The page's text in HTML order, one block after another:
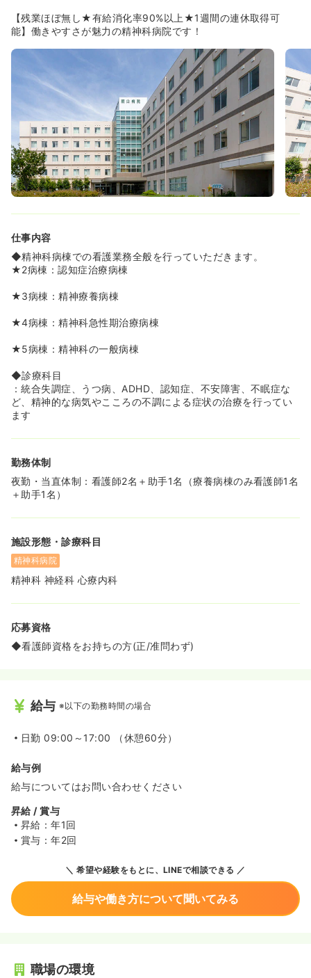
ョンを行い、基本的には4病棟精神科急性期治療病棟にて
様々な疾患を勉強します。精神科未経験でご入職された
【残業ほぼ無し★有給消化率90%以上★1週間の連休取得可
能】働きやすさが魅力の精神科病院です！
仕事内容
◆精神科病棟での看護業務全般を行っていただきます。
★2病棟：認知症治療病棟
★3病棟：精神療養病棟
★4病棟：精神科急性期治療病棟
★5病棟：精神科の一般病棟
◆診療科目
：統合失調症、うつ病、ADHD、認知症、不安障害、不眠症な
ど、精神的な病気やこころの不調による症状の治療を行ってい
ます
勤務体制
夜勤・当直体制：看護師2名＋助手1名（療養病棟のみ看護師1名
＋助手1名）
施設形態・診療科目
精神科病院
精神科 神経科 心療内科
応募資格
◆看護師資格をお持ちの方(正/准問わず)
給与 ※以下の勤務時間の場合
日勤 09:00～17:00 （休憩60分）
給与例
給与についてはお問い合わせください
昇給 / 賞与
昇給：年1回
賞与：年2回
希望や経験をもとに、LINEで相談できる
給与や働き方について聞いてみる
職場の環境